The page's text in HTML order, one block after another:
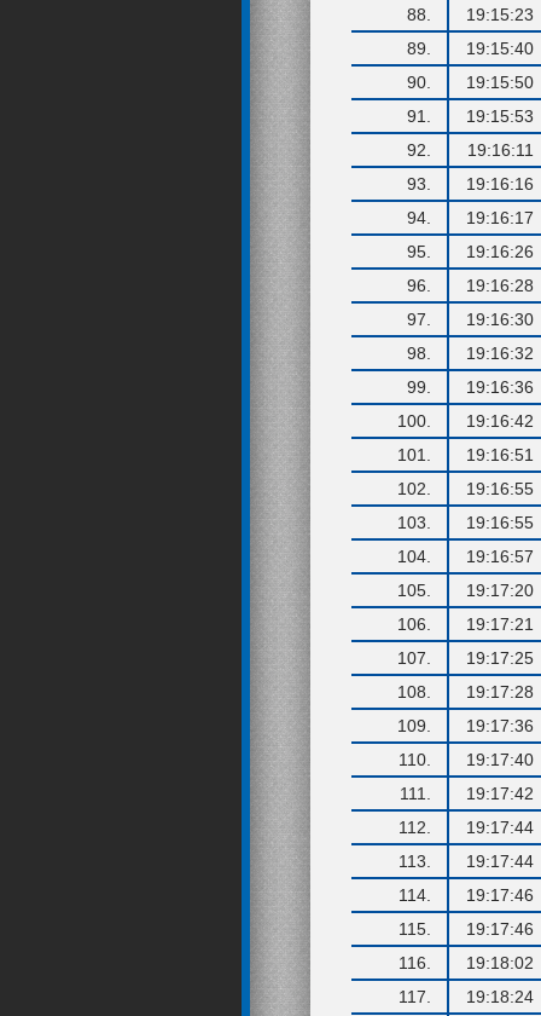
88.
19:15:23
89.
19:15:40
90.
19:15:50
91.
19:15:53
92.
19:16:11
93.
19:16:16
94.
19:16:17
95.
19:16:26
96.
19:16:28
97.
19:16:30
98.
19:16:32
99.
19:16:36
100.
19:16:42
101.
19:16:51
102.
19:16:55
103.
19:16:55
104.
19:16:57
105.
19:17:20
106.
19:17:21
107.
19:17:25
108.
19:17:28
109.
19:17:36
110.
19:17:40
111.
19:17:42
112.
19:17:44
113.
19:17:44
114.
19:17:46
115.
19:17:46
116.
19:18:02
117.
19:18:24